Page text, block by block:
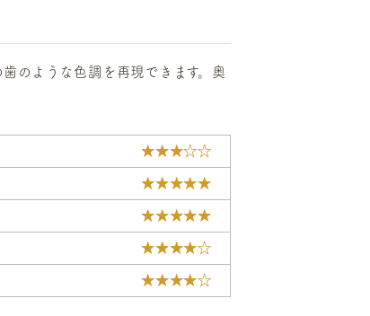
のような色調を再現できます。奥
★★★☆☆
★★★★★
★★★★★
★★★★☆
★★★★☆